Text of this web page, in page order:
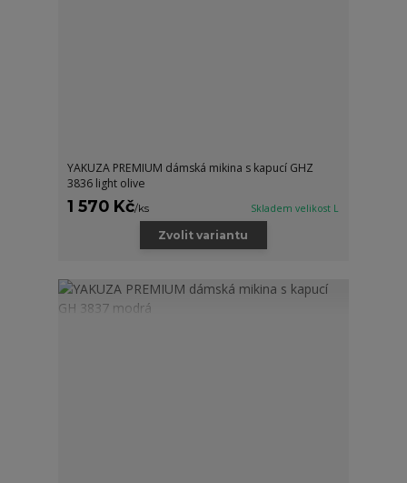
YAKUZA PREMIUM dámská mikina s kapucí GHZ
3836 light olive
1 570 Kč/ks Skladem velikost L
Zvolit variantu